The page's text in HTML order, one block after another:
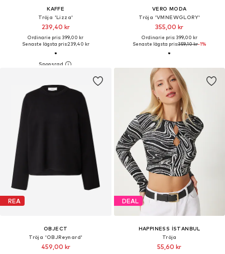
KAFFE
Tröja 'Lizza'
239,40 kr
Ordinarie pris: 399,00 kr
Senaste lägsta pris:239,40 kr
VERO MODA
Tröja 'VMNEWGLORY'
355,00 kr
Ordinarie pris: 399,00 kr
Senaste lägsta pris:359,10 kr-1%
REA
OBJECT
Tröja 'OBJReynard'
459,00 kr
DEAL
HAPPINESS İSTANBUL
Tröja
55,60 kr